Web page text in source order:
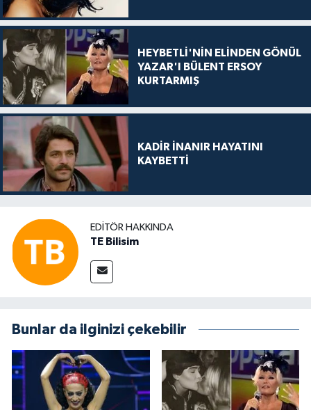
HEYBETLİ'NİN ELİNDEN GÖNÜL
YAZAR'I BÜLENT ERSOY
KURTARMIŞ
KADİR İNANIR HAYATINI
KAYBETTİ
EDITÖR HAKKINDA
TE Bilisim
Bunlar da ilginizi çekebilir